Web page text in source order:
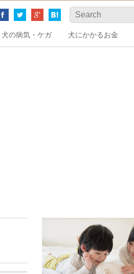
犬の病気・ケガ 犬にかかるお金